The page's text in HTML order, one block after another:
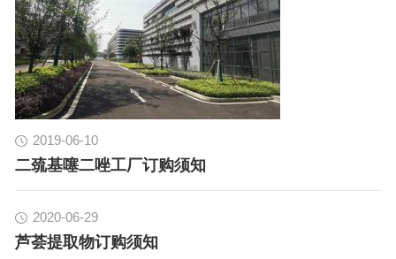
2019-06-10
二巯基噻二唑工厂订购须知
2020-06-29
芦荟提取物订购须知